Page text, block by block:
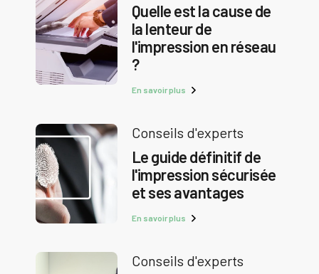
Quelle est la cause de
la lenteur de
l'impression en réseau
?
En savoir plus
Conseils d'experts
Le guide définitif de
l'impression sécurisée
et ses avantages
En savoir plus
Conseils d'experts